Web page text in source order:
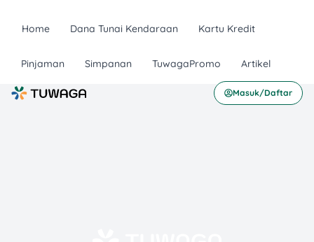
Home Dana Tunai Kendaraan Kartu Kredit
Pinjaman Simpanan TuwagaPromo Artikel
Masuk/Daftar